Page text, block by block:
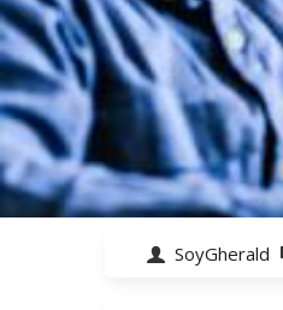
SoyGherald